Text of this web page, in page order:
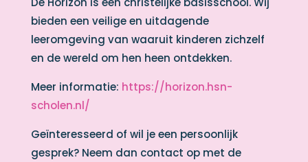
bieden een veilige en uitdagende
leeromgeving van waaruit kinderen zichzelf
en de wereld om hen heen ontdekken.
Meer informatie: https://horizon.hsn-
scholen.nl/
Geïnteresseerd of wil je een persoonlijk
gesprek? Neem dan contact op met de